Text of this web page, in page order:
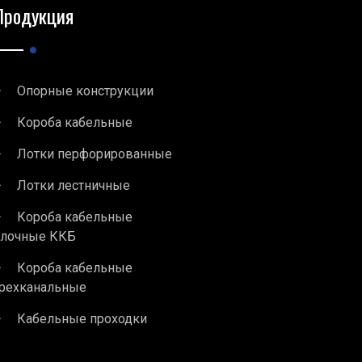
Опорные конструкции
Короба кабельные
Лотки перфорированные
Лотки лестничные
Короба кабельные
ККБ
Короба кабельные
Кабельные проходки